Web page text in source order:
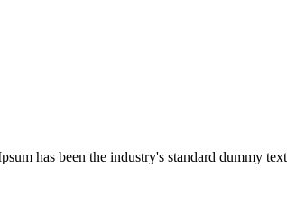
has been the industry's standard dummy